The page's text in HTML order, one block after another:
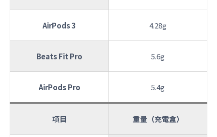
AirPods 3 4.28g
Beats Fit Pro 5.6g
AirPods Pro 5.4g
項目 重量（充電盒）